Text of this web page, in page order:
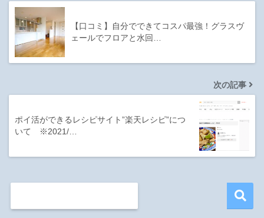
【口コミ】自分でできてコスパ最強！グラスヴ
ェールでフロアと水回…
次の記事
ポイ活ができるレシピサイト”楽天レシピ”につ
いて ※2021/…